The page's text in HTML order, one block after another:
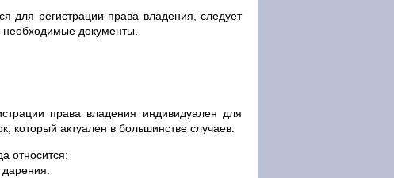
для регистрации права владения, следует
необходимые документы.
права владения индивидуален для
который актуален в большинстве случаев:
относится: